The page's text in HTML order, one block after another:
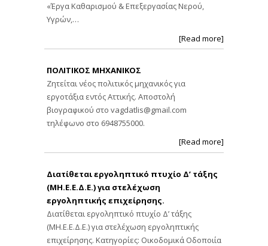
«Έργα Καθαρισμού & Επεξεργασίας Νερού,
Υγρών,…
[Read more]
ΠΟΛΙΤΙΚΟΣ ΜΗΧΑΝΙΚΟΣ
Ζητείται νέος πολιτικός μηχανικός για
εργοτάξια εντός Αττικής. Αποστολή
βιογραφικού στο vagdatlis@gmail.com
τηλέφωνο στο 6948755000.
[Read more]
Διατίθεται εργοληπτικό πτυχίο Δ’ τάξης
(ΜΗ.Ε.Ε.Δ.Ε.) για στελέχωση
εργοληπτικής επιχείρησης.
Διατίθεται εργοληπτικό πτυχίο Δ’ τάξης
(ΜΗ.Ε.Ε.Δ.Ε.) για στελέχωση εργοληπτικής
επιχείρησης. Κατηγορίες: Οικοδομικά Οδοποιία